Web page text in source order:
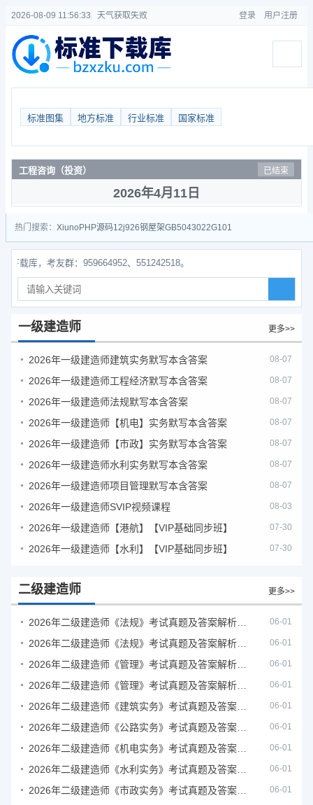
2026-08-09 11:56:33 天气获取失败 登录 用户注册
标准图集 地方标准 行业标准 国家标准
工程咨询（投资） 已结束
2026年4月11日
热门搜索： Xiuno PHP源码12j926钢屋架GB5043022G101
库，考友群：959664952、551242518。
一级建造师 更多>>
2026年一级建造师建筑实务默写本含答案 08-07
2026年一级建造师工程经济默写本含答案 08-07
2026年一级建造师法规默写本含答案 08-07
2026年一级建造师【机电】实务默写本含答案 08-07
2026年一级建造师【市政】实务默写本含答案 08-07
2026年一级建造师水利实务默写本含答案 08-07
2026年一级建造师项目管理默写本含答案 08-07
2026年一级建造师SVIP视频课程 08-03
2026年一级建造师【港航】【VIP基础同步班】 07-30
2026年一级建造师【水利】【VIP基础同步班】 07-30
二级建造师 更多>>
06-01
06-01
06-01
06-01
06-01
06-01
06-01
06-01
06-01